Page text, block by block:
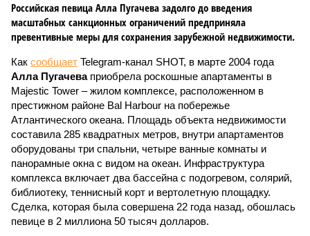
Российская певица Алла Пугачева задолго до введения
масштабных санкционных ограничений предприняла
превентивные меры для сохранения зарубежной недвижимости.
Как сообщает Telegram-канал SHOT, в марте 2004 года
Алла Пугачеваприобрела роскошные апартаменты в
Majestic Tower – жилом комплексе, расположенном в
престижном районе Bal Harbour на побережье
Атлантического океана. Площадь объекта недвижимости
составила 285 квадратных метров, внутри апартаментов
оборудованы три спальни, четыре ванные комнаты и
панорамные окна с видом на океан. Инфраструктура
комплекса включает два бассейна с подогревом, солярий,
библиотеку, теннисный корт и вертолетную площадку.
Сделка, которая была совершена 22 года назад, обошлась
певице в 2 миллиона 50 тысяч долларов.